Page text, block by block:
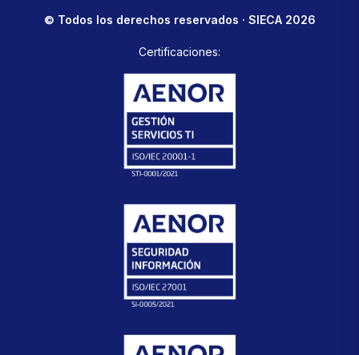
© Todos los derechos reservados · SIECA 2026
Certificaciones: